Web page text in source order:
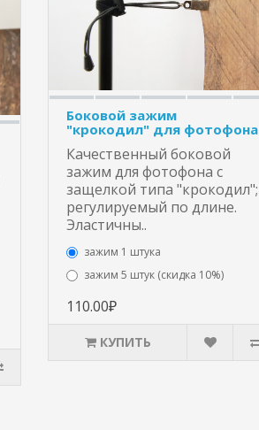
Боковой зажим
"крокодил" для фотофона
Качественный боковой
зажим для фотофона с
защелкой типа "крокодил";
регулируемый по длине.
Эластичны..
зажим 1 штука
зажим 5 штук (скидка 10%)
110.00₽
КУПИТЬ